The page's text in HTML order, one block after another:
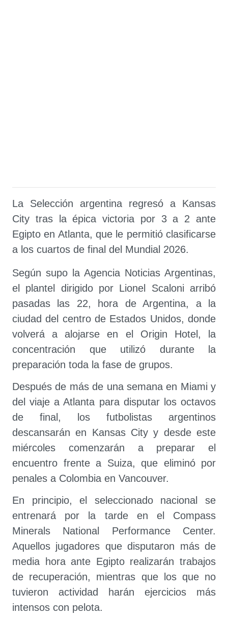
La Selección argentina regresó a Kansas
City tras la épica victoria por 3 a 2 ante
Egipto en Atlanta, que le permitió clasificarse
a los cuartos de final del Mundial 2026.
Según supo la Agencia Noticias Argentinas,
el plantel dirigido por Lionel Scaloni arribó
pasadas las 22, hora de Argentina, a la
ciudad del centro de Estados Unidos, donde
volverá a alojarse en el Origin Hotel, la
concentración que utilizó durante la
preparación toda la fase de grupos.
Después de más de una semana en Miami y
del viaje a Atlanta para disputar los octavos
de final, los futbolistas argentinos
descansarán en Kansas City y desde este
miércoles comenzarán a preparar el
encuentro frente a Suiza, que eliminó por
penales a Colombia en Vancouver.
En principio, el seleccionado nacional se
entrenará por la tarde en el Compass
Minerals National Performance Center.
Aquellos jugadores que disputaron más de
media hora ante Egipto realizarán trabajos
de recuperación, mientras que los que no
tuvieron actividad harán ejercicios más
intensos con pelota.